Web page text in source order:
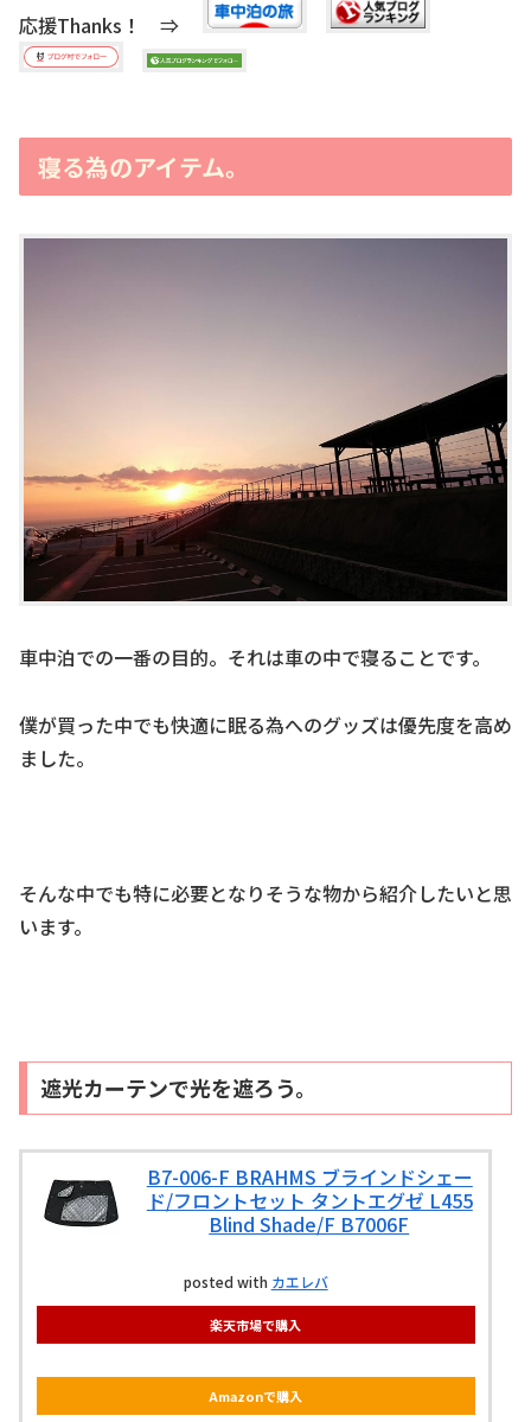
応援Thanks！ ⇒
寝る為のアイテム。
車中泊での一番の目的。それは車の中で寝ることです。
僕が買った中でも快適に眠る為へのグッズは優先度を高め
ました。
そんな中でも特に必要となりそうな物から紹介したいと思
います。
遮光カーテンで光を遮ろう。
B7-006-F BRAHMS ブラインドシェー
ド/フロントセット タントエグゼ L455
Blind Shade/F B7006F
posted with カエレバ
楽天市場で購入
Amazonで購入